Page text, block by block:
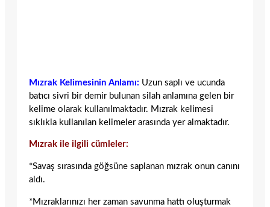
Mızrak Kelimesinin Anlamı: Uzun saplı ve ucunda
batıcı sivri bir demir bulunan silah anlamına gelen bir
kelime olarak kullanılmaktadır. Mızrak kelimesi
sıklıkla kullanılan kelimeler arasında yer almaktadır.
Mızrak ile ilgili cümleler:
*Savaş sırasında göğsüne saplanan mızrak onun canını
aldı.
*Mızraklarınızı her zaman savunma hattı oluşturmak